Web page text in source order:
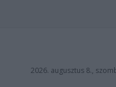
2026. augusztus 8.,